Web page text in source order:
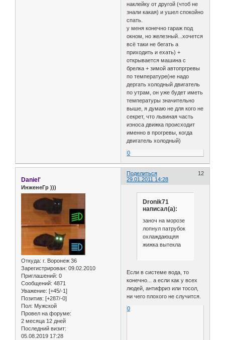
наклейку от другой (чтоб не
знали какая) и ушел спокойно
спать.
у меня конечно гараж под
окном, но железный...хочется
всё таки не бегать а
приходить и ехать) +
открывается машина с
брелка + зимой автопргревы
по температуре(не надо
дергать холодный двигатель
по утрам, он уже будет иметь
температуры значительно
выше, я думаю не для кого не
секрет, что львиная часть
износа движка происходит
именно в прогревы, когда
двигатель холодный)
0
Поделиться
12
29.01.2011 14:28
Daniel'
ИнженеГр )))
Откуда: г. Воронеж 36
Зарегистрирован: 09.02.2010
Приглашений: 0
Сообщений: 4871
Уважение: [+45/-1]
Позитив: [+287/-0]
Пол: Мужской
Провел на форуме:
2 месяца 12 дней
Последний визит:
05.08.2019 17:28
Dronik71
написал(а):
заноч на морозе
лопнул патрубок
охлаждающяя
жижка вытекла
Если в системе вода, то
конечно... а если как у всех
людей, антифриз или тосол,
ни чего плохого не случится.
0